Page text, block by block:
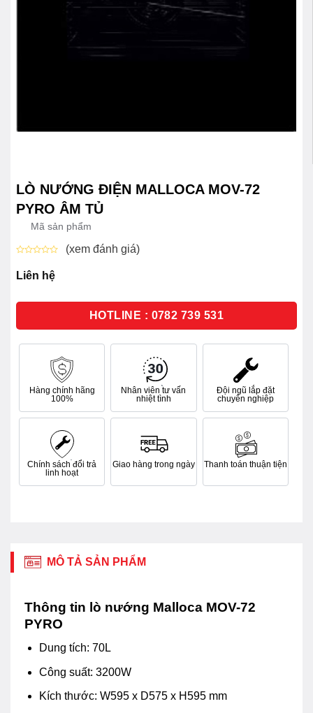
LÒ NƯỚNG ĐIỆN MALLOCA MOV-72
PYRO ÂM TỦ
Mã sản phẩm
xếp
hạng
sao
(xem đánh giá)
Liên hệ
HOTLINE : 0782 739 531
Hàng chính hãng
100%
Nhân viên tư vấn
nhiệt tình
Đội ngũ lắp đặt
chuyên nghiệp
Chính sách đổi trả
linh hoạt
Giao hàng trong ngày Thanh toán thuận tiện
MÔ TẢ SẢN PHẨM
Thông tin lò nướng Malloca MOV-72
PYRO
Dung tích: 70L
Công suất: 3200W
Kích thước: W595 x D575 x H595 mm